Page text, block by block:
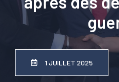
1 JUILLET 2025